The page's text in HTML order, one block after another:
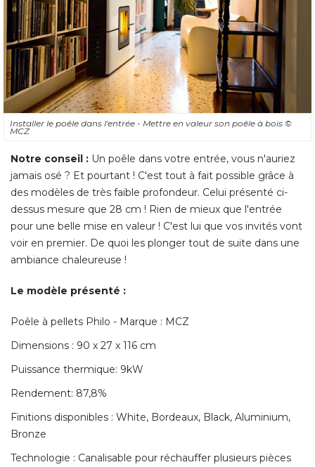
Installer le poêle dans l'entrée - Mettre en valeur son poêle à bois ©
MCZ
Notre conseil : Un poêle dans votre entrée, vous n'auriez
jamais osé ? Et pourtant ! C'est tout à fait possible grâce à
des modèles de très faible profondeur. Celui présenté ci-
dessus mesure que 28 cm ! Rien de mieux que l'entrée
pour une belle mise en valeur ! C'est lui que vos invités vont
voir en premier. De quoi les plonger tout de suite dans une
ambiance chaleureuse !
Le modèle présenté :
Poêle à pellets Philo - Marque : MCZ
Dimensions : 90 x 27 x 116 cm
Puissance thermique: 9kW
Rendement: 87,8%
Finitions disponibles : White, Bordeaux, Black, Aluminium,
Bronze
Technologie : Canalisable pour réchauffer plusieurs pièces